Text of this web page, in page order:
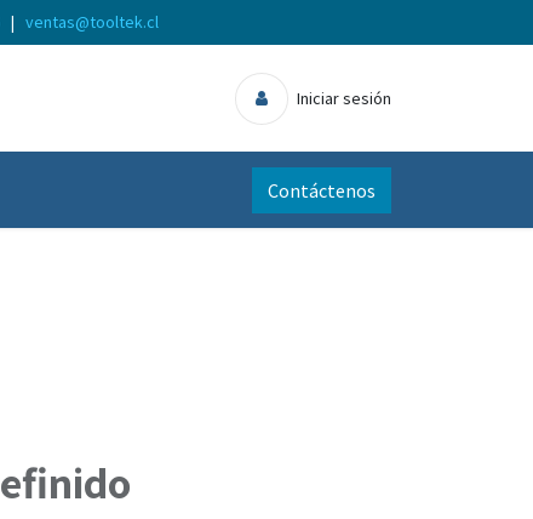
| ventas@tooltek.cl
Iniciar sesión
Contáctenos